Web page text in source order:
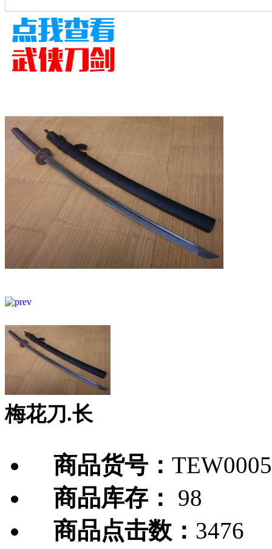
梅花刀.长
商品货号：
商品库存：
98
商品点击数： 3476